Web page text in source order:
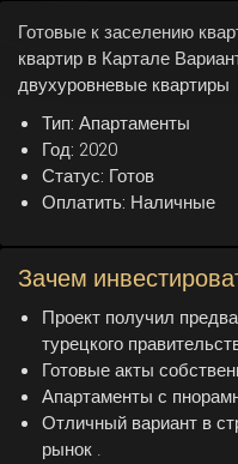
Готовые к заселению
квартир в Картале
двухуровневые квартиры
Тип: Апартаменты
Год: 2020
Статус: Готов
Оплатить: Наличные
Зачем
Проект получил
турецкого
Готовые акты
Апартаменты с
Отличный вариант в
рынок .